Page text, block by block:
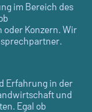
im Bereich des
Konzern. Wir
Erfahrung in der
und
Egal ob